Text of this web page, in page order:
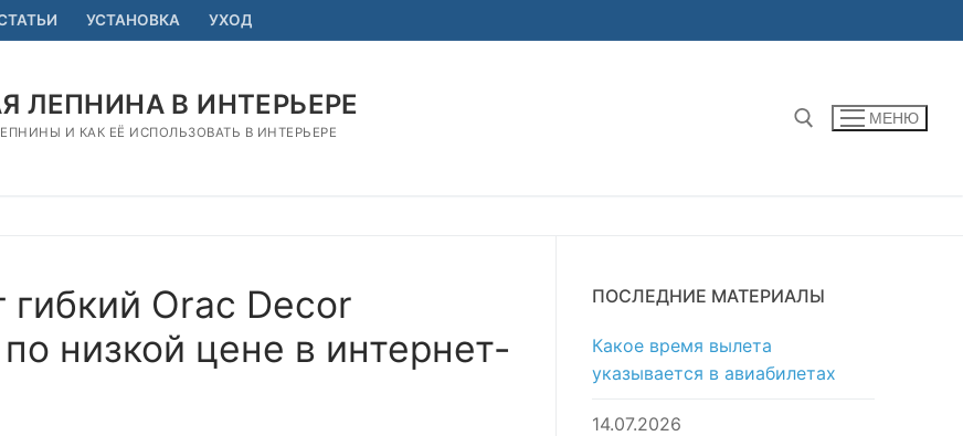
УСТАНОВКА УХОД
ЛЕПНИНА В ИНТЕРЬЕРЕ
И КАК ЕЁ ИСПОЛЬЗОВАТЬ В ИНТЕРЬЕРЕ
МЕНЮ
Orac Decor
низкой цене в интернет-
ПОСЛЕДНИЕ МАТЕРИАЛЫ
Какое время вылета
указывается в авиабилетах
14.07.2026